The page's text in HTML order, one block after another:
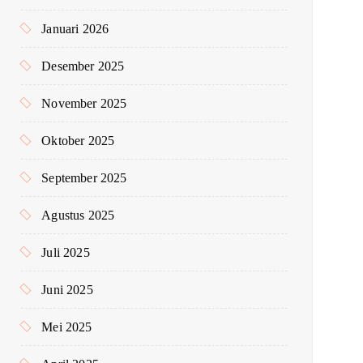
Januari 2026
Desember 2025
November 2025
Oktober 2025
September 2025
Agustus 2025
Juli 2025
Juni 2025
Mei 2025